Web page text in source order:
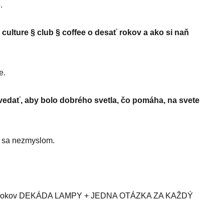
§ club § coffee o desať rokov a ako si naň
aby bolo dobrého svetla, čo pomáha, na svete
nezmyslom.
DEKÁDA LAMPY + JEDNA OTÁZKA ZA KAŽDÝ